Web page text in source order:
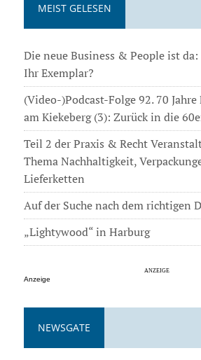
MEIST GELESEN
Die neue Business & People ist
Ihr Exemplar?
(Video-)Podcast-Folge 92. 70
am Kiekeberg (3): Zurück in die
Teil 2 der Praxis & Recht
Thema Nachhaltigkeit,
Lieferketten
Auf der Suche nach dem richtigen
„Lightywood“ in Harburg
Anzeige
NEWSGATE